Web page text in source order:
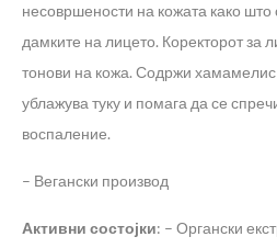
несовршености на кожата како што
дамките на лицето. Коректорот за
тонови на кожа. Содржи
ублажува туку и помага да се
воспаление.
– Вегански производ
Активни состојки: – Органски